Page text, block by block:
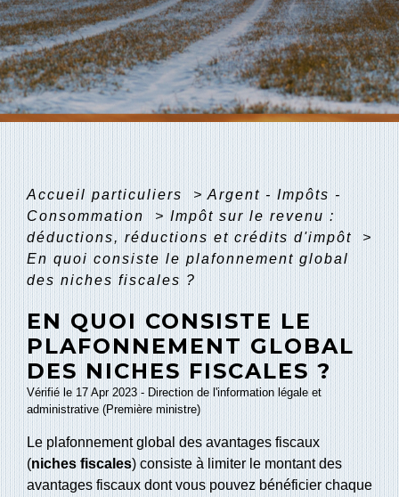
Accueil particuliers > Argent - Impôts -
Consommation
> Impôt sur le revenu :
déductions, réductions et crédits d'impôt
>
En quoi consiste le plafonnement global
des niches fiscales ?
EN QUOI CONSISTE LE
PLAFONNEMENT GLOBAL
DES NICHES FISCALES ?
Vérifié le 17 Apr 2023 - Direction de l'information légale et
administrative (Première ministre)
Le plafonnement global des avantages fiscaux
(niches fiscales) consiste à limiter le montant des
avantages fiscaux dont vous pouvez bénéficier chaque